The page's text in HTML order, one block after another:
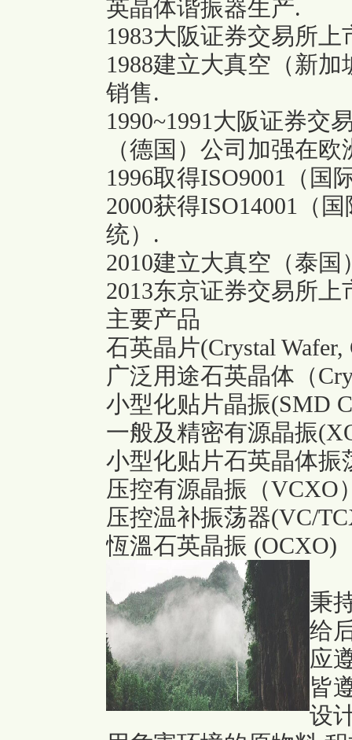
英晶体谐振器生产.
1983大阪证券交易所上
1988建立大真空（新
销售.
1990~1991大阪证券交
（德国）公司加强在
1996取得ISO9001（国
2000获得ISO14001（
统）.
2010建立大真空（泰国
2013东京证券交易所上
主要产品
石英晶片(Crystal Wafer,
广泛用途石英晶体（
小型化贴片晶振(SMD
一般及精密有源晶振
小型化贴片石英晶体振
压控有源晶振（VCXO
压控温补振荡器(VC/
恆溫石英晶振 (OCXO)
秉
给
应
皆
设